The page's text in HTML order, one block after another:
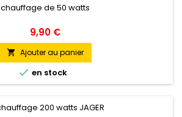
chauffage de 50 watts
Prix
9,90 €
 Ajouter au panier
 en stock